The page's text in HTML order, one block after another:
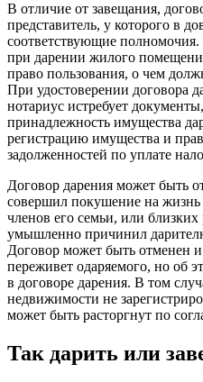
В отличие от завещания,
представитель, у которого в
соответствующие
при дарении жилого
право пользования, о чем
При удостоверении договора
нотариус истребует
принадлежность имущества
регистрацию имущества и
задолженностей по уплате
Договор дарения может быть
совершил покушение на жизнь
членов его семьи, или
умышленно причинил
Договор может быть отменен и
переживет одаряемого, но об
в договоре дарения. В том
недвижимости не
может быть расторгнут по
Так дарить или